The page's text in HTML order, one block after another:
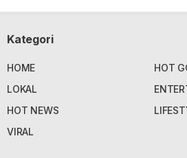
Kategori
HOME
HOT
LOKAL
HOT NEWS
VIRAL